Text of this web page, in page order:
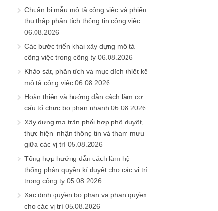
Chuẩn bị mẫu mô tả công việc và phiếu
thu thập phân tích thông tin công việc
06.08.2026
Các bước triển khai xây dựng mô tả
công việc trong công ty 06.08.2026
Khảo sát, phân tích và mục đích thiết kế
mô tả công việc 06.08.2026
Hoàn thiện và hướng dẫn cách làm cơ
cấu tổ chức bộ phận nhanh 06.08.2026
Xây dựng ma trận phối hợp phê duyệt,
thực hiện, nhận thông tin và tham mưu
giữa các vị trí 05.08.2026
Tổng hợp hướng dẫn cách làm hệ
thống phân quyền kí duyệt cho các vị trí
trong công ty 05.08.2026
Xác định quyền bộ phận và phân quyền
cho các vị trí 05.08.2026